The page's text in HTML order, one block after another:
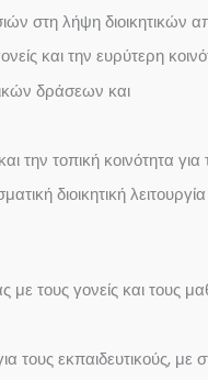
στη λήψη διοικητικών
και την ευρύτερη
δράσεων και
την τοπική κοινότητα
διοικητική
τους γονείς και
εκπαιδευτικούς, με